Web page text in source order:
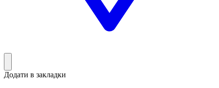
Додати в закладки